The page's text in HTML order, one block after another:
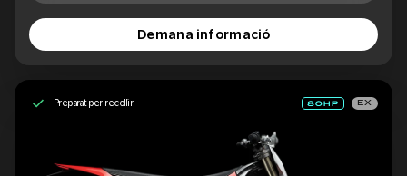
Demana informació
Preparat per recollir EX